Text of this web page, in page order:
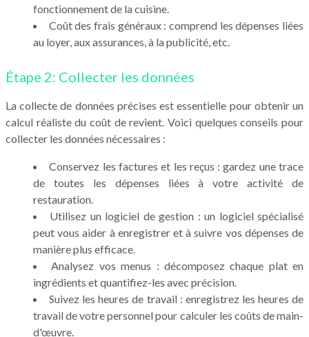
fonctionnement de la cuisine.
Coût des frais généraux : comprend les dépenses liées
au loyer, aux assurances, à la publicité, etc.
Étape 2: Collecter les données
La collecte de données précises est essentielle pour obtenir un
calcul réaliste du coût de revient. Voici quelques conseils pour
collecter les données nécessaires :
Conservez les factures et les reçus : gardez une trace
de toutes les dépenses liées à votre activité de
restauration.
Utilisez un logiciel de gestion : un logiciel spécialisé
peut vous aider à enregistrer et à suivre vos dépenses de
manière plus efficace.
Analysez vos menus : décomposez chaque plat en
ingrédients et quantifiez-les avec précision.
Suivez les heures de travail : enregistrez les heures de
travail de votre personnel pour calculer les coûts de main-
d'œuvre.